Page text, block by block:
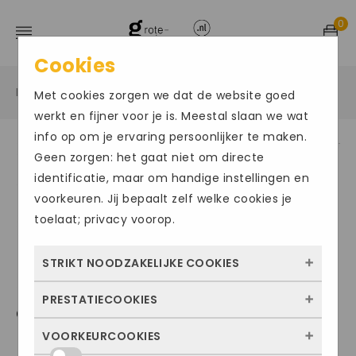
0
Home / Grote maten damesschoenen / Sneakers
GABOR1421
Cookies
Met cookies zorgen we dat de website goed
werkt en fijner voor je is. Meestal slaan we wat
info op om je ervaring persoonlijker te maken.
Geen zorgen: het gaat niet om directe
identificatie, maar om handige instellingen en
voorkeuren. Jij bepaalt zelf welke cookies je
toelaat; privacy voorop.
STRIKT NOODZAKELIJKE COOKIES
Deze cookies zorgen ervoor dat de website
kunnen niet worden uitgezet. Meestal
PRESTATIECOOKIES
Met deze cookies zien we hoe vaak onze
VOORKEURCOOKIES